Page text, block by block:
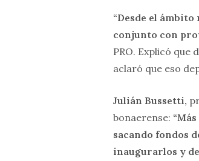
“Desde el
conjunto con
PRO. Explicó
aclaró que eso
Julián Bussetti,
bonaerense:
sacando fondos
inaugurarlos y